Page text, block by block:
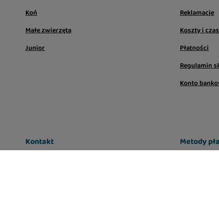
Koń
Małe zwierzęta
Junior
Reklamacje
Koszty i
Płatności
Regulamin
Konto
Kontakt Metody